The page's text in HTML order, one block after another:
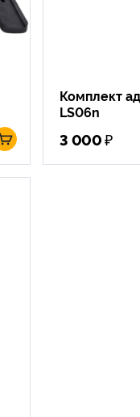
Комплект
LS06n
3 000₽